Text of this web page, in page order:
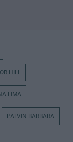
HILL
LIMA
PALVIN BARBARA